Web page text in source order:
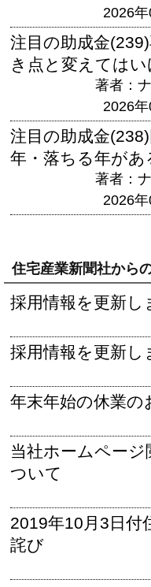
2026
注目の助成金
き点と変えては
著者：
2026
注目の助成金
年・落ちる年があ
著者：
2026
住宅産業新聞社から
採用情報を更新し
採用情報を更新し
年末年始の休業の
当社ホームページ
ついて
2019年10月3日付
詫び